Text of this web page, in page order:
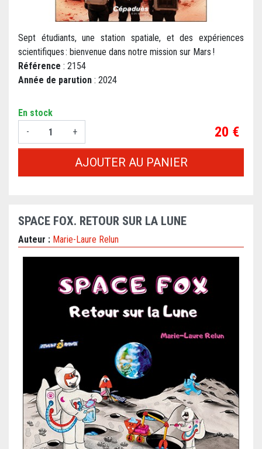
Sept étudiants, une station spatiale, et des expériences
scientifiques : bienvenue dans notre mission sur Mars !
Référence : 2154
Année de parution : 2024
En stock
-
+ Prix
20 €
AJOUTER AU PANIER
SPACE FOX. RETOUR SUR LA LUNE
Auteur : Marie-Laure Relun